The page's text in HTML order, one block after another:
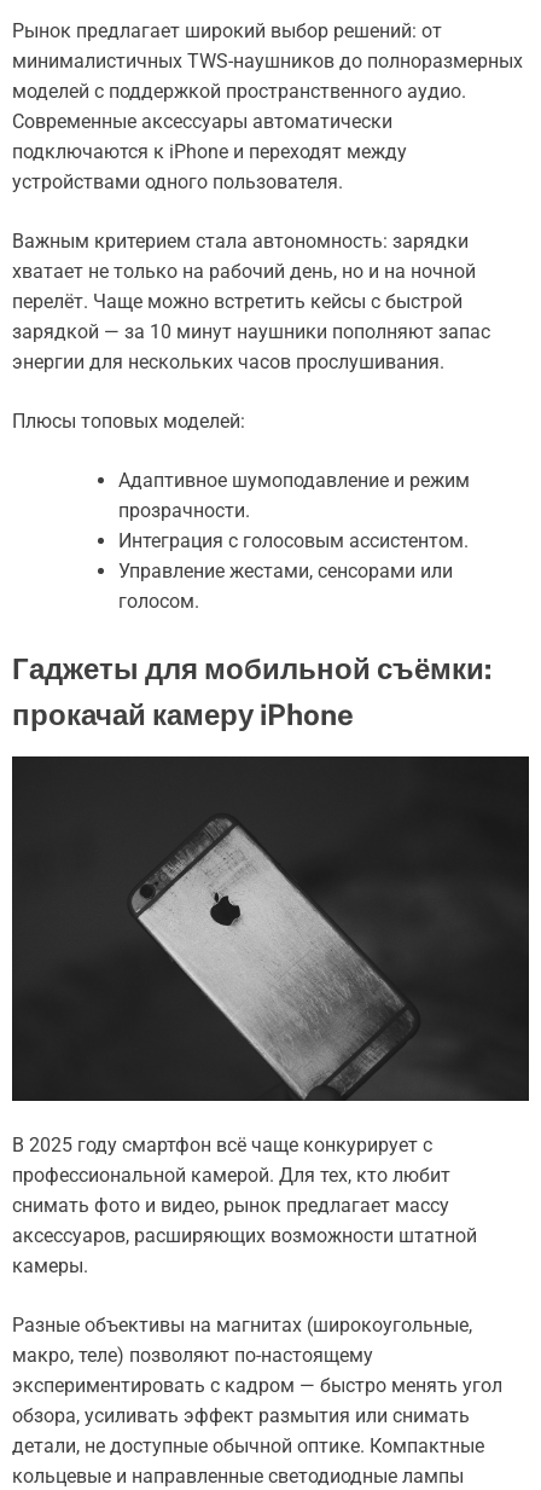
Рынок предлагает широкий выбор решений: от
минималистичных TWS-наушников до полноразмерных
моделей с поддержкой пространственного аудио.
Современные аксессуары автоматически
подключаются к iPhone и переходят между
устройствами одного пользователя.
Важным критерием стала автономность: зарядки
хватает не только на рабочий день, но и на ночной
перелёт. Чаще можно встретить кейсы с быстрой
зарядкой — за 10 минут наушники пополняют запас
энергии для нескольких часов прослушивания.
Плюсы топовых моделей:
Адаптивное шумоподавление и режим
прозрачности.
Интеграция с голосовым ассистентом.
Управление жестами, сенсорами или
голосом.
Гаджеты для мобильной съёмки:
прокачай камеру iPhone
В 2025 году смартфон всё чаще конкурирует с
профессиональной камерой. Для тех, кто любит
снимать фото и видео, рынок предлагает массу
аксессуаров, расширяющих возможности штатной
камеры.
Разные объективы на магнитах (широкоугольные,
макро, теле) позволяют по-настоящему
экспериментировать с кадром — быстро менять угол
обзора, усиливать эффект размытия или снимать
детали, не доступные обычной оптике. Компактные
кольцевые и направленные светодиодные лампы